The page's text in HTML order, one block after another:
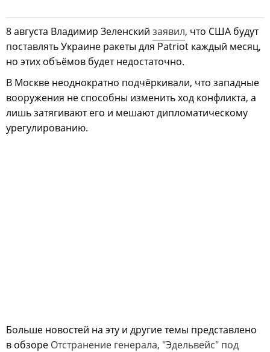
8 августа Владимир Зеленский заявил, что США будут
поставлять Украине ракеты для Patriot каждый месяц,
но этих объёмов будет недостаточно.
В Москве неоднократно подчёркивали, что западные
вооружения не способны изменить ход конфликта, а
лишь затягивают его и мешают дипломатическому
урегулированию.
Больше новостей на эту и другие темы представлено
в обзоре Отстранение генерала, "Эдельвейс" под